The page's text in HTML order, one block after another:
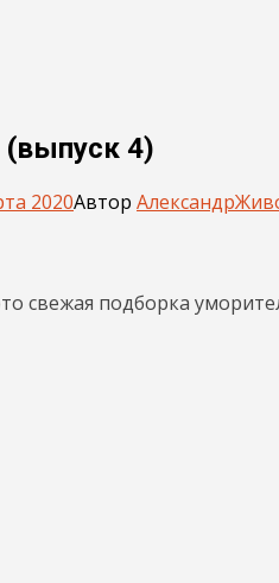
4)
2020Автор Александр
свежая подборка